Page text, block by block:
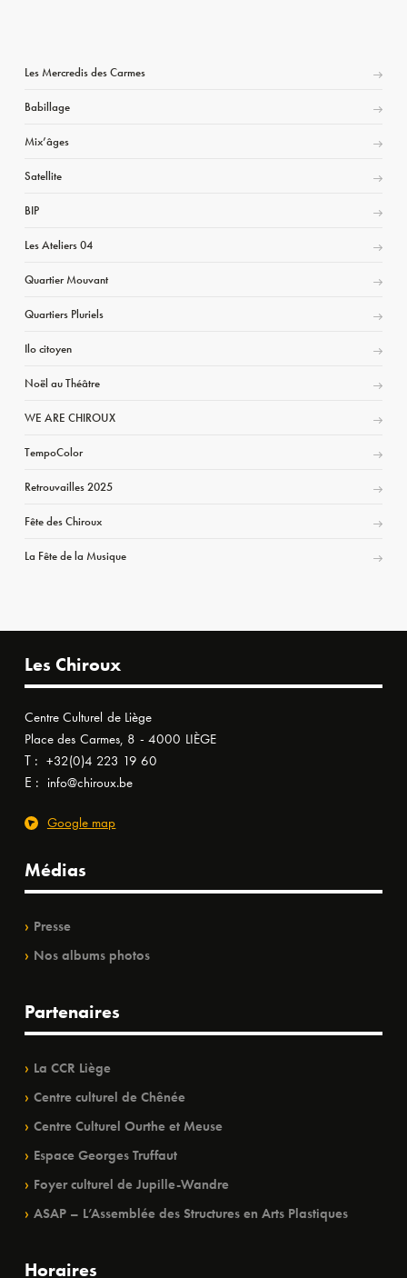
Les Mercredis des Carmes
Babillage
Mix’âges
Satellite
BIP
Les Ateliers 04
Quartier Mouvant
Quartiers Pluriels
Ilo citoyen
Noël au Théâtre
WE ARE CHIROUX
TempoColor
Retrouvailles 2025
Fête des Chiroux
La Fête de la Musique
Les Chiroux
Centre Culturel de Liège
Place des Carmes, 8 - 4000 LIÈGE
T : +32(0)4 223 19 60
E : info@chiroux.be
Google map
Médias
Presse
Nos albums photos
Partenaires
La CCR Liège
Centre culturel de Chênée
Centre Culturel Ourthe et Meuse
Espace Georges Truffaut
Foyer culturel de Jupille-Wandre
ASAP – L’Assemblée des Structures en Arts Plastiques
Horaires